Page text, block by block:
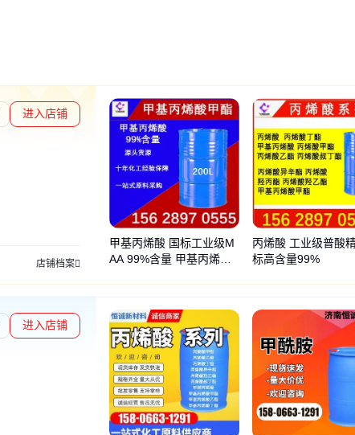
通过深度核验
进入店铺
店铺档案
甲基丙烯酸 国标工业级M
AA 99%含量 甲基丙烯酸
丙烯酸 工业级普酸
标高含量99%
进入店铺